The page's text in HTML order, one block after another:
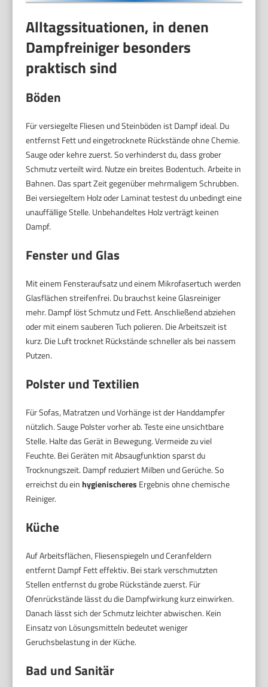
Alltagssituationen, in denen
Dampfreiniger besonders
praktisch sind
Böden
Für versiegelte Fliesen und Steinböden ist Dampf ideal. Du
entfernst Fett und eingetrocknete Rückstände ohne Chemie.
Sauge oder kehre zuerst. So verhinderst du, dass grober
Schmutz verteilt wird. Nutze ein breites Bodentuch. Arbeite in
Bahnen. Das spart Zeit gegenüber mehrmaligem Schrubben.
Bei versiegeltem Holz oder Laminat testest du unbedingt eine
unauffällige Stelle. Unbehandeltes Holz verträgt keinen
Dampf.
Fenster und Glas
Mit einem Fensteraufsatz und einem Mikrofasertuch werden
Glasflächen streifenfrei. Du brauchst keine Glasreiniger
mehr. Dampf löst Schmutz und Fett. Anschließend abziehen
oder mit einem sauberen Tuch polieren. Die Arbeitszeit ist
kurz. Die Luft trocknet Rückstände schneller als bei nassem
Putzen.
Polster und Textilien
Für Sofas, Matratzen und Vorhänge ist der Handdampfer
nützlich. Sauge Polster vorher ab. Teste eine unsichtbare
Stelle. Halte das Gerät in Bewegung. Vermeide zu viel
Feuchte. Bei Geräten mit Absaugfunktion sparst du
Trocknungszeit. Dampf reduziert Milben und Gerüche. So
erreichst du einhygienischeres Ergebnis ohne chemische
Reiniger.
Küche
Auf Arbeitsflächen, Fliesenspiegeln und Ceranfeldern
entfernt Dampf Fett effektiv. Bei stark verschmutzten
Stellen entfernst du grobe Rückstände zuerst. Für
Ofenrückstände lässt du die Dampfwirkung kurz einwirken.
Danach lässt sich der Schmutz leichter abwischen. Kein
Einsatz von Lösungsmitteln bedeutet weniger
Geruchsbelastung in der Küche.
Bad und Sanitär